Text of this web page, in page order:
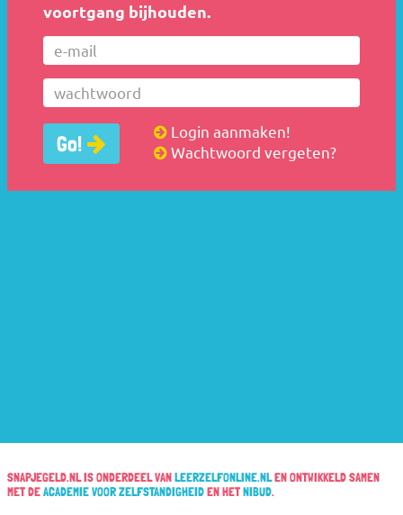
voortgang bijhouden.
Go!
Login aanmaken!
Wachtwoord vergeten?
SNAPJEGELD.NL IS ONDERDEEL VANLEERZELFONLINE.NLEN ONTWIKKELD SAMEN
MET DEACADEMIE VOOR ZELFSTANDIGHEIDEN HETNIBUD.